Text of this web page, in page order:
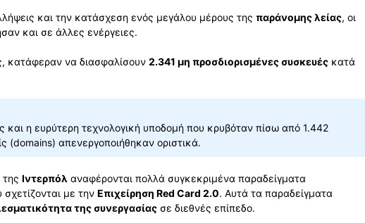
και την κατάσχεση ενός μεγάλου μέρους της παράνομης λείας, οι
και σε άλλες ενέργειες.
κατάφεραν να διασφαλίσουν 2.341 μη προσδιορισμένες συσκευές κατά
και η ευρύτερη τεχνολογική υποδομή που κρυβόταν πίσω από 1.442
(domains) απενεργοποιήθηκαν οριστικά.
Ιντερπόλ αναφέρονται πολλά συγκεκριμένα παραδείγματα
με την Επιχείρηση Red Card 2.0. Αυτά τα παραδείγματα
της συνεργασίας σε διεθνές επίπεδο.